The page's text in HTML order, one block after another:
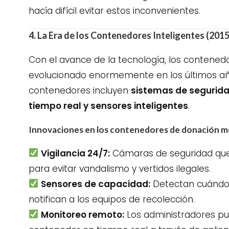
hacía difícil evitar estos inconvenientes.
4. La Era de los Contenedores Inteligentes
Con el avance de la tecnología, los
evolucionado enormemente en los últimos
contenedores incluyen sistemas de
tiempo real y sensores inteligentes.
Innovaciones en los contenedores de donación
Vigilancia 24/7: Cámaras de seguridad
para evitar vandalismo y vertidos ilegales.
Sensores de capacidad: Detectan
notifican a los equipos de recolección.
Monitoreo remoto: Los administradores